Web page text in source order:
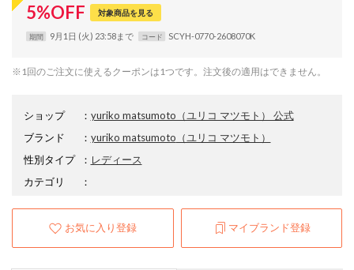
5%OFF 対象商品を見る
期間 9月1日 (火) 23:58まで コード SCYH-0770-2608070K
※1回のご注文に使えるクーポンは1つです。注文後の適用はできません。
ショップ ： yuriko matsumoto（ユリコ マツモト） 公式
ブランド
： yuriko matsumoto （ユリコ マツモト）
性別タイプ
： レディース
カテゴリ
：
お気に入り登録 マイブランド登録